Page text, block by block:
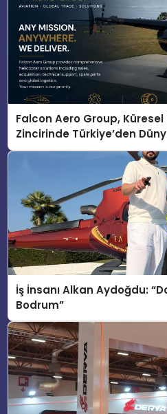
Falcon Aero Group, Küresel
Zincirinde Türkiye’den
İş İnsanı Alkan Aydoğdu:
Bodrum”